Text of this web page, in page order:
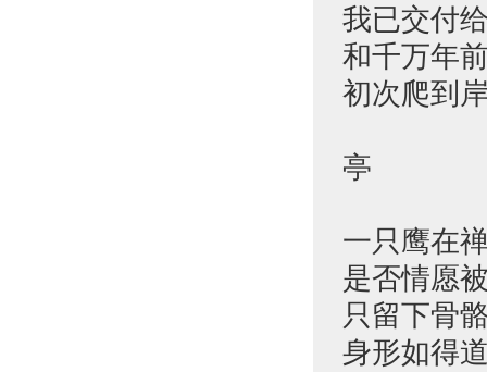
我已交付
和千万年
初次爬到
亭
一只鹰在
是否情愿
只留下骨
身形如得